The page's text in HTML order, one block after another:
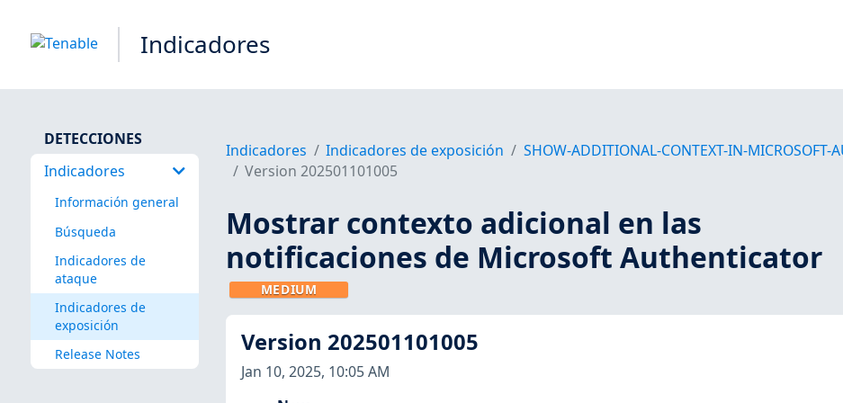
Indicadores
DETECCIONES
Indicadores
Información general
Búsqueda
Indicadores de
ataque
Indicadores de
exposición
Release Notes
Indicadores Indicadores de exposición SHOW-ADDITIONAL-CONTEXT-IN-MICROSOFT-
Version 202501101005
Mostrar contexto adicional en las
notificaciones de Microsoft Authenticator
MEDIUM
Version 202501101005
Jan 10, 2025, 10:05 AM